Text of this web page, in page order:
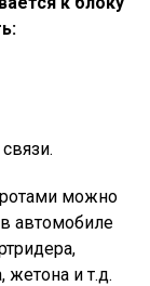
можно
автомобиле
жетона и т.д.